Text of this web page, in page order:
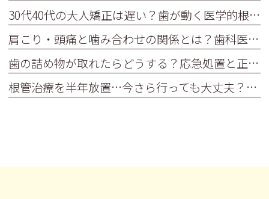
30代40代の大人矯正は遅い？歯が動く医学的根拠とリスクを解説
肩こり・頭痛と噛み合わせの関係とは？歯科医師が原因と対策を解説
歯の詰め物が取れたらどうする？応急処置と正しい保管方法を解説
根管治療を半年放置…今さら行っても大丈夫？再受診3ステップ